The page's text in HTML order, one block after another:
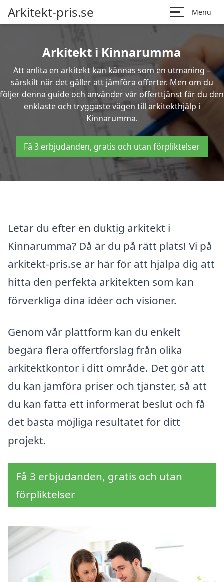
Arkitekt-pris.se Menu
Arkitekt i Kinnarumma
Att anlita en arkitekt kan kännas som en utmaning –
särskilt när det gäller att jämföra offerter. Men om du
följer denna guide och använder vår offerttjänst får du den
enklaste och tryggaste vägen till arkitekthjälp i
Kinnarumma.
Få 3 erbjudanden, gratis och utan förpliktelser
Letar du efter en duktig arkitekt i
Kinnarumma? Då är du på rätt plats! Vi på
arkitekt-pris.se är här för att hjälpa dig att
hitta den perfekta arkitekten som kan
förverkliga dina idéer och visioner.
Genom vår plattform kan du enkelt
begära flera offertförslag från olika
arkitektkontor i ditt område. Det gör att
du kan jämföra priser och tjänster, så att
du kan fatta ett informerat beslut och få
det bästa möjliga resultatet för ditt
projekt.
Få 3 erbjudanden, gratis och utan
förpliktelser